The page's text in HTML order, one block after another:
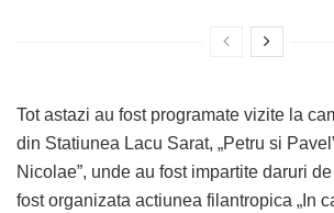
Tot astazi au fost programate vizite la
din Statiunea Lacu Sarat, „Petru si
Nicolae”, unde au fost impartite daruri
fost organizata actiunea filantropica „In